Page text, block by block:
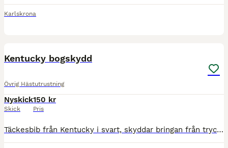
Karlskrona
Kentucky bogskydd
Övrig Hästutrustning
Nyskick
Skick
150 kr
Pris
Täckesbib från Kentucky i svart, skyddar bringan från tryck av spännena på täcken. Strl full, knappt använt, perfekt skick. Nypris 600kr